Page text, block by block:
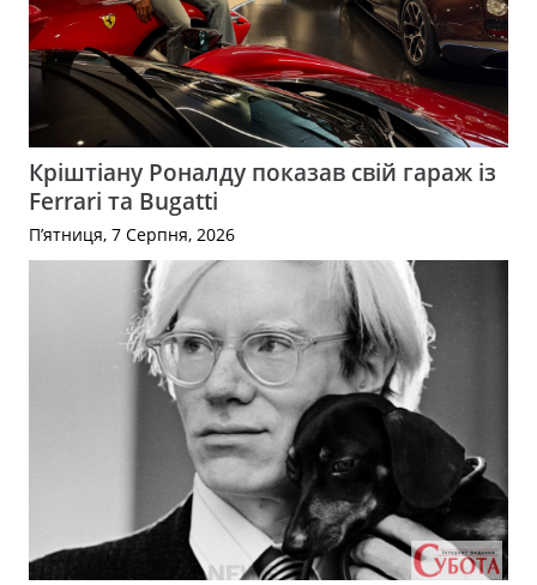
Кріштіану Роналду показав свій гараж із
Ferrari та Bugatti
П’ятниця, 7 Серпня, 2026